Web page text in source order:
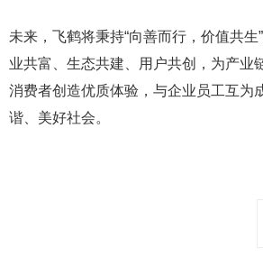
未来，飞鹤将秉持“向善而行，价值共
业共富、生态共建、用户共创，为产业
消费者创造优质体验，与企业员工互为
谐、美好社会。